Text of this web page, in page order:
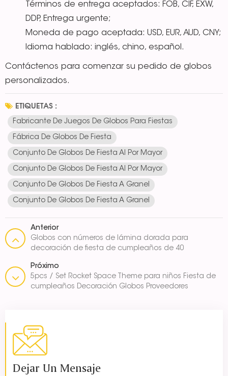
Términos de entrega aceptados: FOB, CIF, EXW,
DDP, Entrega urgente;
Moneda de pago aceptada: USD, EUR, AUD, CNY;
Idioma hablado: inglés, chino, español.
Contáctenos para comenzar su pedido de globos
personalizados.
ETIQUETAS :
Fabricante De Juegos De Globos Para Fiestas
Fábrica De Globos De Fiesta
Conjunto De Globos De Fiesta Al Por Mayor
Conjunto De Globos De Fiesta Al Por Mayor
Conjunto De Globos De Fiesta A Granel
Conjunto De Globos De Fiesta A Granel
Anterior
Globos con números de lámina dorada para
decoración de fiesta de cumpleaños de 40
Próximo
5pcs / Set Rocket Space Theme para niños Fiesta de
cumpleaños Decoración Globos Proveedores
Dejar Un Mensaje